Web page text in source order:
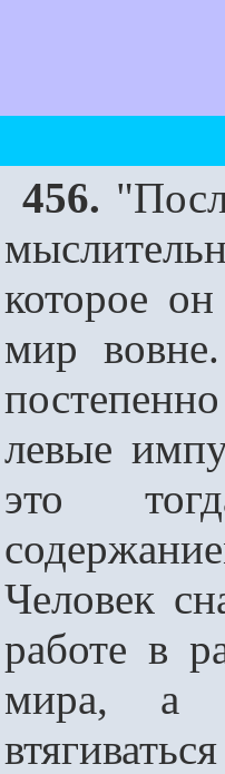
456.
которое
мир
левые
это
Человек
работе в
мира, а